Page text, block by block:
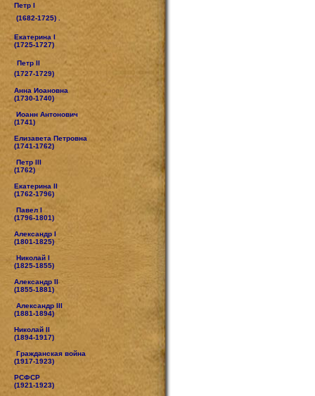
Петр I
(1682-1725) .
Екатерина I
(1725-1727)
Петр II
(1727-1729)
Анна Иоановна
(1730-1740)
Иоанн Антонович
(1741)
Елизавета Петровна
(1741-1762)
Петр III
(1762)
Екатерина II
(1762-1796)
Павел I
(1796-1801)
Александр I
(1801-1825)
Николай I
(1825-1855)
Александр II
(1855-1881)
Александр III
(1881-1894)
Николай II
(1894-1917)
Гражданская война
(1917-1923)
РСФСР
(1921-1923)